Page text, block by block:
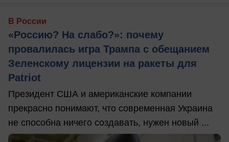
В России
«Россию? На слабо?»: почему
провалилась игра Трампа с обещанием
Зеленскому лицензии на ракеты для
Patriot
Президент США и американские компании
прекрасно понимают, что современная Украина
не способна ничего создавать, нужен новый ...